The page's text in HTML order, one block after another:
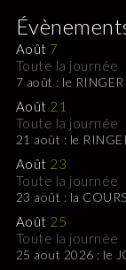
Août 7
Toute la journée
7 août : le RINGER
Août 21
Toute la journée
21 août : le
Août 23
Toute la journée
23 août : la
Août 25
Toute la journée
25 aout 2026 : le